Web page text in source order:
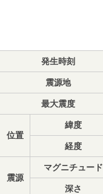
発生時刻
震源地
最大震度
位置
緯度
経度
震源
マグニチュード
深さ